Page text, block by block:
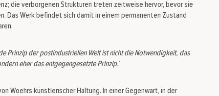
die verborgenen Strukturen treten zeitweise hervor, bevor sie
Das Werk befindet sich damit in einem permanenten Zustand
Prinzip der postindustriellen Welt ist nicht die Notwendigkeit, das
eher das entgegengesetzte Prinzip.”
Woehrs künstlerischer Haltung. In einer Gegenwart, in der